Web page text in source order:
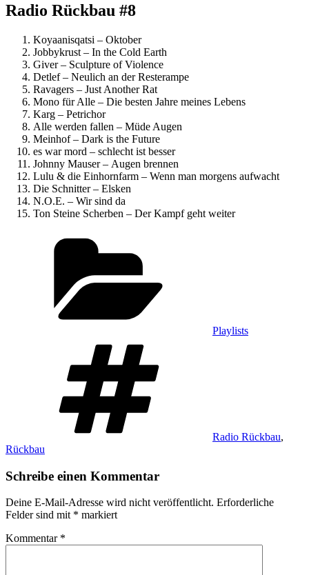
Radio Rückbau #8
Koyaanisqatsi – Oktober
Jobbykrust – In the Cold Earth
Giver – Sculpture of Violence
Detlef – Neulich an der Resterampe
Ravagers – Just Another Rat
Mono für Alle – Die besten Jahre meines Lebens
Karg – Petrichor
Alle werden fallen – Müde Augen
Meinhof – Dark is the Future
es war mord – schlecht ist besser
Johnny Mauser – Augen brennen
Lulu & die Einhornfarm – Wenn man morgens aufwacht
Die Schnitter – Elsken
N.O.E. – Wir sind da
Ton Steine Scherben – Der Kampf geht weiter
Playlists
Radio Rückbau,
Rückbau
Schreibe einen Kommentar
Deine E-Mail-Adresse wird nicht veröffentlicht. Erforderliche
Felder sind mit * markiert
Kommentar *